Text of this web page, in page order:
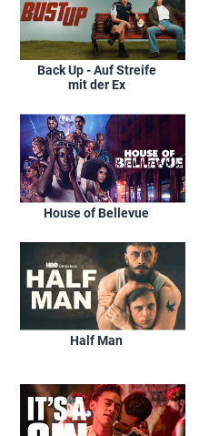
Back Up - Auf Streife
mit der Ex
House of Bellevue
Half Man